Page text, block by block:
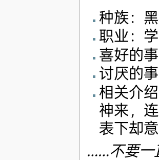
种族：
职业：
喜好的
讨厌的
相关介
神来，
表下却
……不要一